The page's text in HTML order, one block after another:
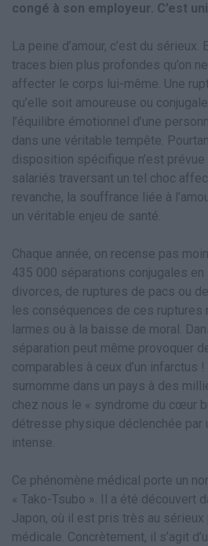
congé à son employeur. C’est
La peine d’amour, c’est du
traces bien plus profondes qu’on
affecter le corps lui-même. Une
qu’elle soit amoureuse ou
l’équilibre émotionnel d’une
dans une véritable tempête.
disposition spécifique n’est
salariés traversant un tel choc
revanche, la souffrance liée à
un véritable enjeu de santé.
Chaque année, on recense pas
435 000 séparations conjugales en
divorces, de ruptures de pacs ou
les conséquences de ces ruptures
larmes ou à la baisse de moral.
séparation peut même provoquer
comparables à ceux d’un infarctus !
surnomme dans un pays à des
chez nous le « syndrome du cœur
détresse physique déclenchée par
intense.
Ce phénomène médical porte un
« Tako-Tsubo ». Il a été découvert
Japon, où il est pris très au sérieux
médicale. Concrètement, il s’agit